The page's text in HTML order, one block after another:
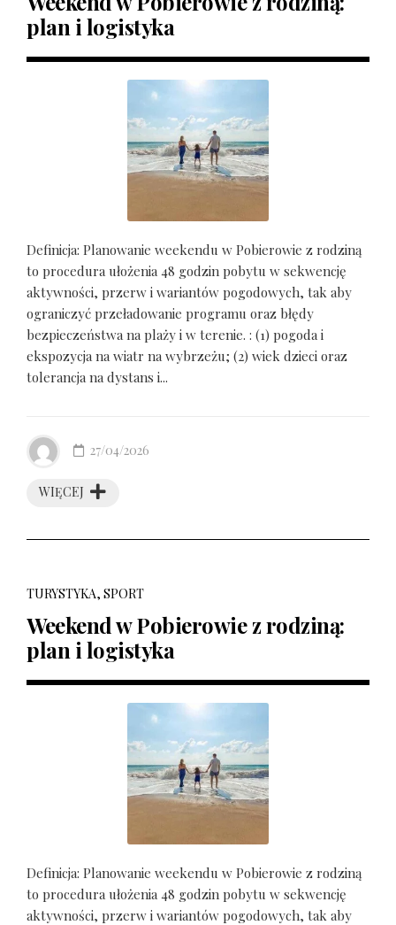
plan i logistyka
Definicja: Planowanie weekendu w Pobierowie z rodziną
to procedura ułożenia 48 godzin pobytu w sekwencję
aktywności, przerw i wariantów pogodowych, tak aby
ograniczyć przeładowanie programu oraz błędy
bezpieczeństwa na plaży i w terenie. : (1) pogoda i
ekspozycja na wiatr na wybrzeżu; (2) wiek dzieci oraz
tolerancja na dystans i...
WIĘCEJ
27/04/2026
TURYSTYKA, SPORT
Weekend w Pobierowie z rodziną:
plan i logistyka
Definicja: Planowanie weekendu w Pobierowie z rodziną
to procedura ułożenia 48 godzin pobytu w sekwencję
aktywności, przerw i wariantów pogodowych, tak aby